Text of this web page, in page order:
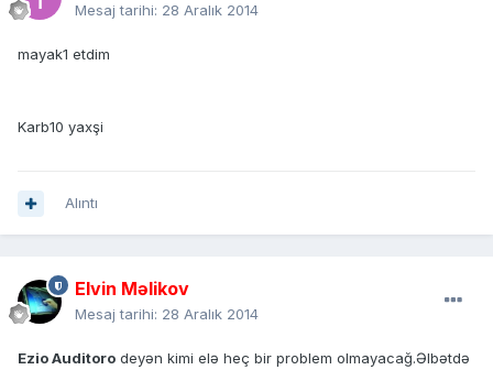
Mesaj tarihi: 28 Aralık 2014
mayak1 etdim
Karb10 yaxşi
Alıntı
Elvin Məlikov
Mesaj tarihi: 28 Aralık 2014
Ezio Auditoro deyən kimi elə heç bir problem olmayacağ.Əlbətdə